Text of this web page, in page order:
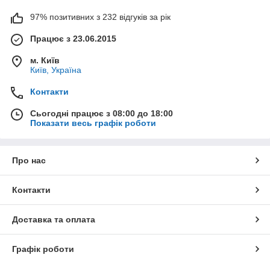
97% позитивних з 232 відгуків за рік
Працює з 23.06.2015
м. Київ
Київ, Україна
Контакти
Сьогодні працює з 08:00 до 18:00
Показати весь графік роботи
Про нас
Контакти
Доставка та оплата
Графік роботи